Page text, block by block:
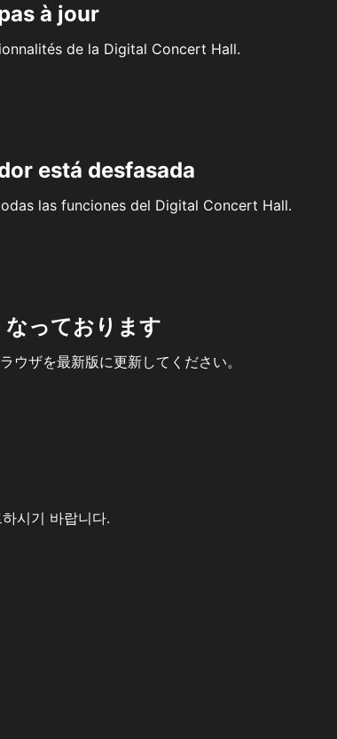
à jour
de la Digital Concert Hall.
está desfasada
las funciones del Digital Concert Hall.
っております
ウザを最新版に更新してください。
시기 바랍니다.